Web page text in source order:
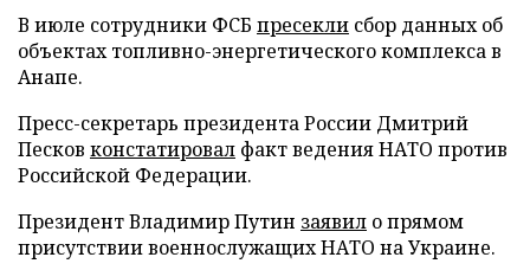
В июле сотрудники ФСБ пресекли сбор данных об
объектах топливно-энергетического комплекса в
Анапе.
Пресс-секретарь президента России Дмитрий
Песков констатировал факт ведения НАТО против
Российской Федерации.
Президент Владимир Путин заявил о прямом
присутствии военнослужащих НАТО на Украине.